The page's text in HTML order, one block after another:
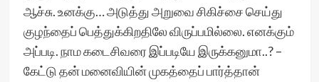
ஆச்சு. உனக்கு… அடுத்து அறுவை சிகிச்சை செய்து
குழந்தைப் பெத்துக்கிறதிலே விருப்பமில்லை. எனக்கும்
அப்படி. நாம கடைசிவரை இப்படியே இருக்கனுமா..? –
கேட்டு தன் மனைவியின் முகத்தைப் பார்த்தான்